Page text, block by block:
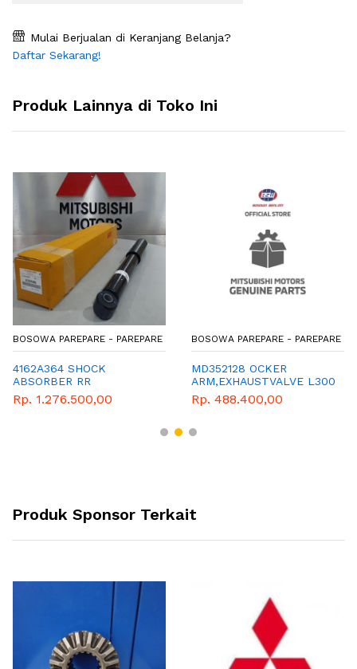
Mulai Berjualan di Keranjang Belanja?
Daftar Sekarang!
Produk Lainnya di Toko Ini
BOSOWA PAREPARE - PAREPARE
4162A364 SHOCK
ABSORBER RR
SUSPENSION
Rp. 1.276.500,00
BOSOWA PAREPARE - PAREPARE
MD352128 OCKER
ARM,EXHAUSTVALVE L300
Rp. 488.400,00
Produk Sponsor Terkait